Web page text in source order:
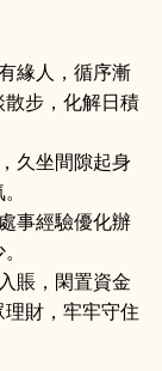
緣人，循序漸
步，化解日積
久坐間隙起身
事經驗優化辦
賬，閑置資金
財，牢牢守住